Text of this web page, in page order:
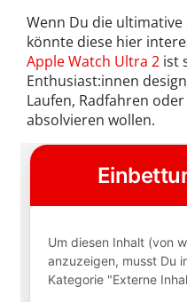
Wenn Du die
könnte diese hier
Apple Watch Ultra 2 ist
Enthusiast:innen
Laufen, Radfahren
absolvieren wollen.